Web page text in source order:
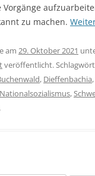
Vorgänge
zu machen.
am 29. Oktober 2021
veröffentlicht.
, Dieffenbachia,
Nationalsozialismus,
.